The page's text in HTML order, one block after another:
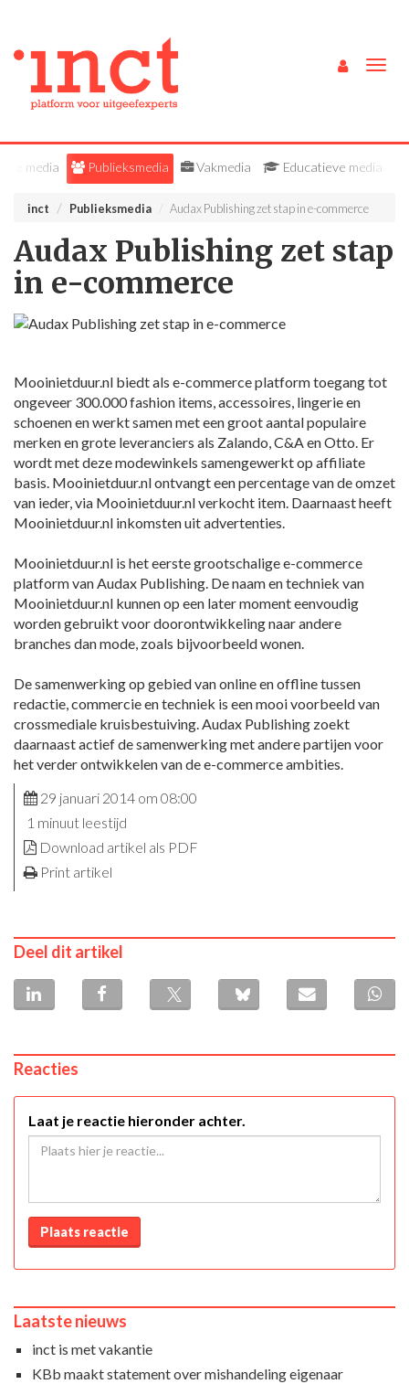
Alle media Publieksmedia Vakmedia Educatieve media
inct Publieksmedia Audax Publishing zet stap in e-commerce
Audax Publishing zet stap
in e-commerce
Mooinietduur.nl biedt als e-commerce platform toegang tot
ongeveer 300.000 fashion items, accessoires, lingerie en
schoenen en werkt samen met een groot aantal populaire
merken en grote leveranciers als Zalando, C&A en Otto. Er
wordt met deze modewinkels samengewerkt op affiliate
basis. Mooinietduur.nl ontvangt een percentage van de omzet
van ieder, via Mooinietduur.nl verkocht item. Daarnaast heeft
Mooinietduur.nl inkomsten uit advertenties.
Mooinietduur.nl is het eerste grootschalige e-commerce
platform van Audax Publishing. De naam en techniek van
Mooinietduur.nl kunnen op een later moment eenvoudig
worden gebruikt voor doorontwikkeling naar andere
branches dan mode, zoals bijvoorbeeld wonen.
De samenwerking op gebied van online en offline tussen
redactie, commercie en techniek is een mooi voorbeeld van
crossmediale kruisbestuiving. Audax Publishing zoekt
daarnaast actief de samenwerking met andere partijen voor
het verder ontwikkelen van de e-commerce ambities.
29 januari 2014 om 08:00
1 minuut leestijd
Download artikel als PDF
Print artikel
Deel dit artikel
Reacties
Laat je reactie hieronder achter.
Plaats reactie
Laatste nieuws
inct is met vakantie
KBb maakt statement over mishandeling eigenaar